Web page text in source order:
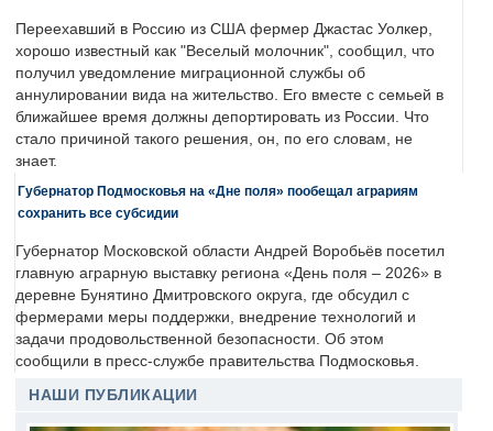
Переехавший в Россию из США фермер Джастас Уолкер,
хорошо известный как "Веселый молочник", сообщил, что
получил уведомление миграционной службы об
аннулировании вида на жительство. Его вместе с семьей в
ближайшее время должны депортировать из России. Что
стало причиной такого решения, он, по его словам, не
знает.
Губернатор Подмосковья на «Дне поля» пообещал аграриям
сохранить все субсидии
Губернатор Московской области Андрей Воробьёв посетил
главную аграрную выставку региона «День поля – 2026» в
деревне Бунятино Дмитровского округа, где обсудил с
фермерами меры поддержки, внедрение технологий и
задачи продовольственной безопасности. Об этом
сообщили в пресс-службе правительства Подмосковья.
НАШИ ПУБЛИКАЦИИ